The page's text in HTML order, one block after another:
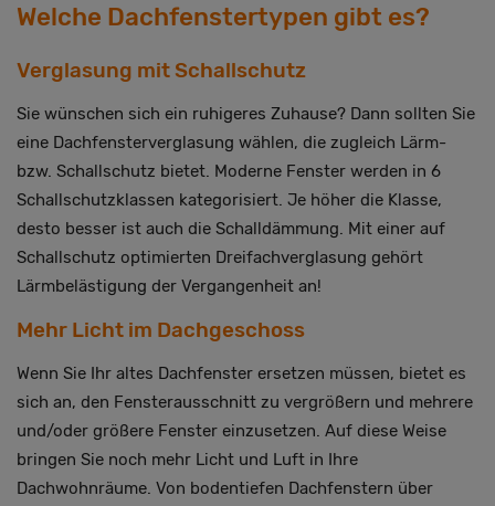
Welche Dachfenstertypen gibt es?
Verglasung mit Schallschutz
Sie wünschen sich ein ruhigeres Zuhause? Dann sollten Sie
eine Dachfensterverglasung wählen, die zugleich Lärm-
bzw. Schallschutz bietet. Moderne Fenster werden in 6
Schallschutzklassen kategorisiert. Je höher die Klasse,
desto besser ist auch die Schalldämmung. Mit einer auf
Schallschutz optimierten Dreifachverglasung gehört
Lärmbelästigung der Vergangenheit an!
Mehr Licht im Dachgeschoss
Wenn Sie Ihr altes Dachfenster ersetzen müssen, bietet es
sich an, den Fensterausschnitt zu vergrößern und mehrere
und/oder größere Fenster einzusetzen. Auf diese Weise
bringen Sie noch mehr Licht und Luft in Ihre
Dachwohnräume. Von bodentiefen Dachfenstern über